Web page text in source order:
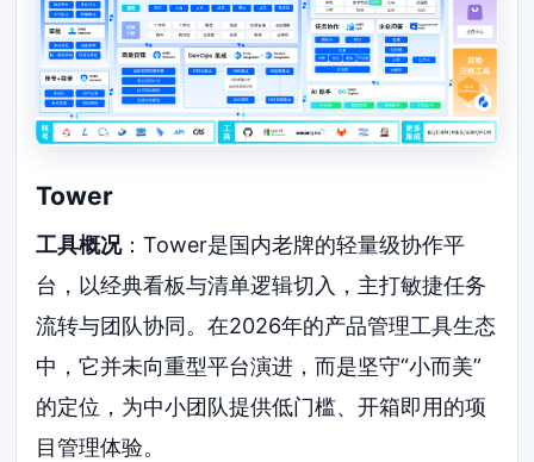
Tower
工具概况：Tower是国内老牌的轻量级协作平
台，以经典看板与清单逻辑切入，主打敏捷任务
流转与团队协同。在2026年的产品管理工具生态
中，它并未向重型平台演进，而是坚守“小而美”
的定位，为中小团队提供低门槛、开箱即用的项
目管理体验。